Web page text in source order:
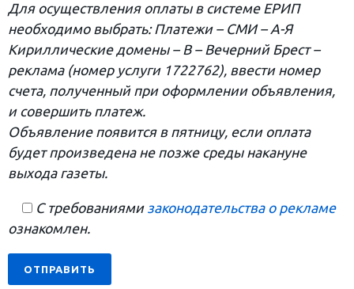
Для осуществления оплаты в системе ЕРИП
необходимо выбрать: Платежи – СМИ – А-Я
Кириллические домены – В – Вечерний Брест –
реклама (номер услуги 1722762), ввести номер
счета, полученный при оформлении объявления,
и совершить платеж.
Объявление появится в пятницу, если оплата
будет произведена не позже среды накануне
выхода газеты.
С требованиями законодательства о рекламе
ознакомлен.